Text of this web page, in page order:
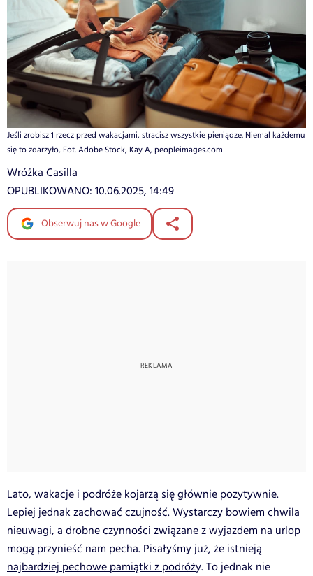
Jeśli zrobisz 1 rzecz przed wakacjami, stracisz wszystkie pieniądze. Niemal każdemu
się to zdarzyło, Fot. Adobe Stock, Kay A, peopleimages.com
Wróżka Casilla
OPUBLIKOWANO: 10.06.2025, 14:49
Obserwuj nas w Google
Lato, wakacje i podróże kojarzą się głównie pozytywnie.
Lepiej jednak zachować czujność. Wystarczy bowiem chwila
nieuwagi, a drobne czynności związane z wyjazdem na urlop
mogą przynieść nam pecha. Pisałyśmy już, że istnieją
najbardziej pechowe pamiątki z podróży. To jednak nie